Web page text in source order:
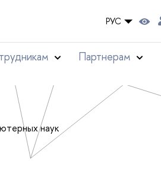
РУС
Партнерам
наук